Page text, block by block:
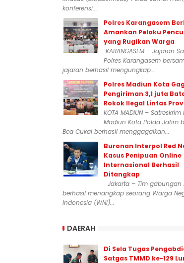
konferensi...
Polres Karangasem
Amankan Pelaku
yang Rugikan Warga
KARANGASEM – Jajaran
Polres Karangasem
jajaran berhasil mengungkap...
Polres Madiun Kota
Pengiriman 3,1 juta
Rokok Ilegal Lintas
KOTA MADIUN – Satreskrim
Madiun Kota Polda Jatim
Bea Cukai berhasil menggagalkan...
Buronan Interpol Red
Kasus Penipuan Online
Internasional Berhasil
Ditangkap
Jakarta – Tim gabungan
berhasil menangkap seorang Warga
Indonesia (WNI)...
DAERAH
Di Sela Tugas
Satgas TMMD ke-129